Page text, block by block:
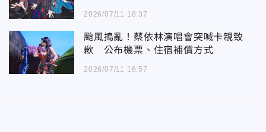
2026/07/11 18:37
颱風搗亂！蔡依林演唱會突喊卡親致
歉 公布機票、住宿補償方式
2026/07/11 16:57